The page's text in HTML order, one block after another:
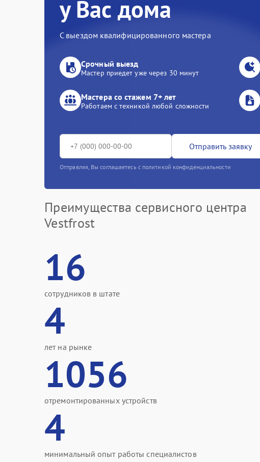
у Вас дома
С выездом квалифицированного мастера
Срочный выезд
Мастер приедет уже через 30 минут
Мастера со стажем 7+ лет
Работаем с техникой любой сложности
Отправить заявку
Отправляя, Вы соглашаетесь с политикой конфиденциальности
Преимущества сервисного центра
Vestfrost
16
сотрудников в штате
4
лет на рынке
1056
отремонтированных устройств
4
минимальный опыт работы специалистов